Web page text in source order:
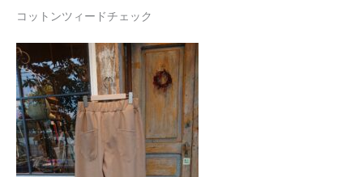
コットンツィードチェック